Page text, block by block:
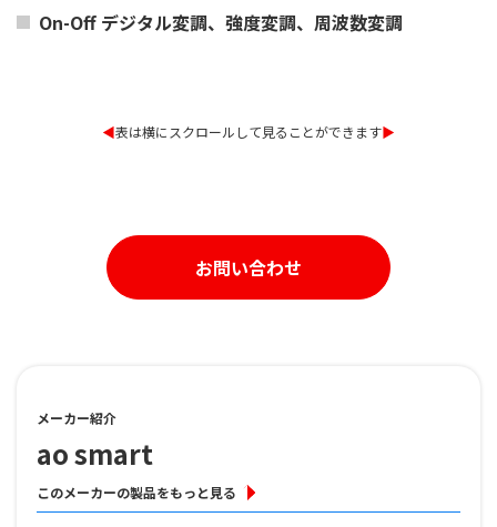
On-Off デジタル変調、強度変調、周波数変調
◀︎表は横にスクロールして見ることができます▶︎
お問い合わせ
メーカー紹介
ao smart
このメーカーの製品をもっと見る